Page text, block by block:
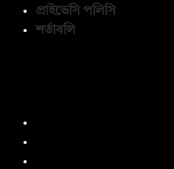
প্রাইভেসি পলিসি
শর্তাবলি